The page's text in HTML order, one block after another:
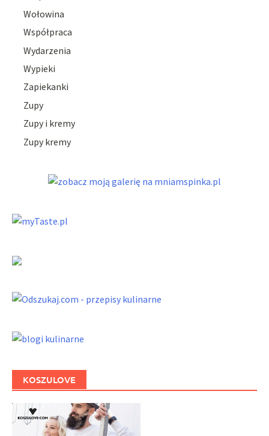
Wołowina
Współpraca
Wydarzenia
Wypieki
Zapiekanki
Zupy
Zupy i kremy
Zupy kremy
KOSZULOVE